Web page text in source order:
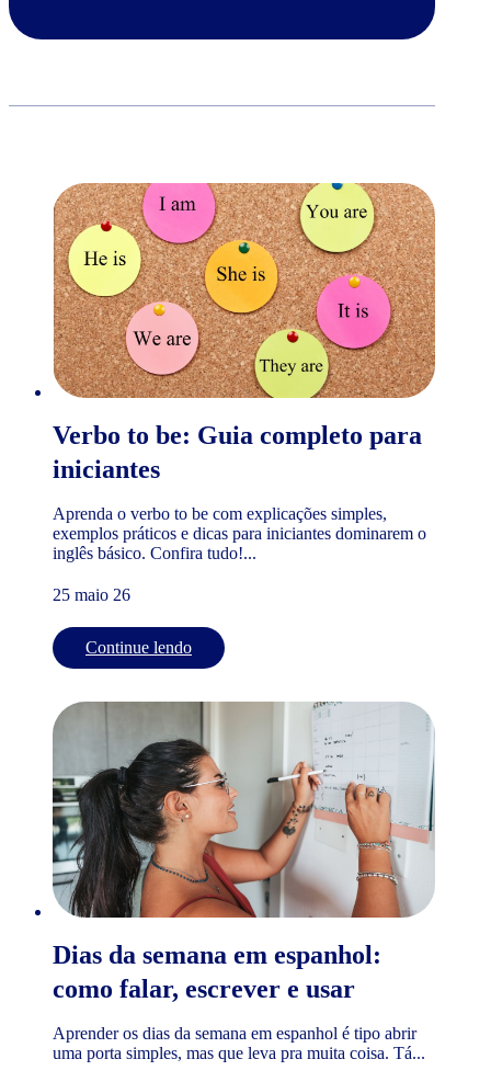
Verbo to be: Guia completo para
iniciantes
Aprenda o verbo to be com explicações simples,
exemplos práticos e dicas para iniciantes dominarem o
inglês básico. Confira tudo!...
25 maio 26
Continue lendo
Dias da semana em espanhol:
como falar, escrever e usar
Aprender os dias da semana em espanhol é tipo abrir
uma porta simples, mas que leva pra muita coisa. Tá...